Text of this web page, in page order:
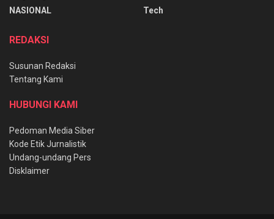
NASIONAL
Tech
REDAKSI
Susunan Redaksi
Tentang Kami
HUBUNGI KAMI
Pedoman Media Siber
Kode Etik Jurnalistik
Undang-undang Pers
Disklaimer